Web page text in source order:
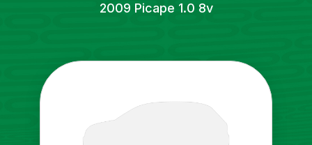
2009 Picape 1.0 8v